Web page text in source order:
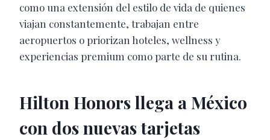
como una extensión del estilo de vida de quienes
viajan constantemente, trabajan entre
aeropuertos o priorizan hoteles, wellness y
experiencias premium como parte de su rutina.
Hilton Honors llega a México
con dos nuevas tarjetas